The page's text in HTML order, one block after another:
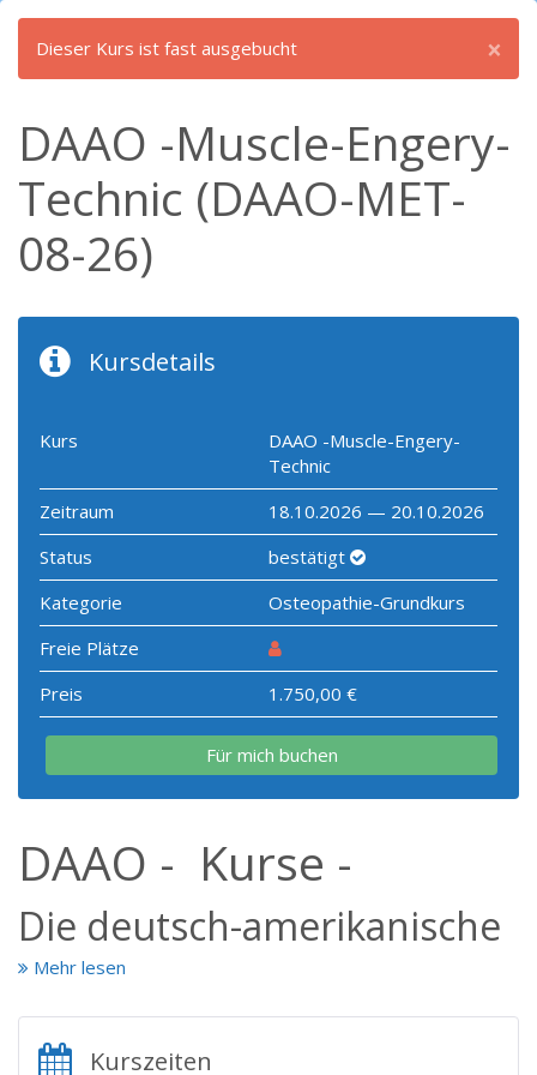
×
Dieser Kurs ist fast ausgebucht
DAAO -Muscle-Engery-
Technic (DAAO-MET-
08-26)
Kursdetails
Kurs
DAAO -Muscle-Engery-
Technic
Zeitraum
18.10.2026 — 20.10.2026
Status
bestätigt
Kategorie
Osteopathie-Grundkurs
Freie Plätze
Preis
1.750,00 €
Für mich buchen
DAAO - Kurse -
Die deutsch-amerikanische
Akademie für Osteopathie
fördert seit 2001 die Anwendung osteopathischer
Behandlungstechniken durch Ärzte im deutschsprachigen
Mehr lesen
Kurszeiten